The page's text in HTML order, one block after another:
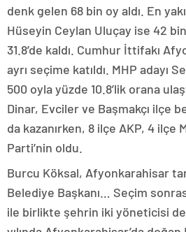
denk gelen 68 bin oy aldı. En
Hüseyin Ceylan Uluçay ise 42
31.8’de kaldı. Cumhur İttifakı
ayrı seçime katıldı. MHP adayı
500 oyla yüzde 10.8’lik orana
Dinar, Evciler ve Başmakçı ilçe
da kazanırken, 8 ilçe AKP, 4 ilçe
Parti’nin oldu.
Burcu Köksal, Afyonkarahisar
Belediye Başkanı… Seçim
ile birlikte şehrin iki yöneticisi de